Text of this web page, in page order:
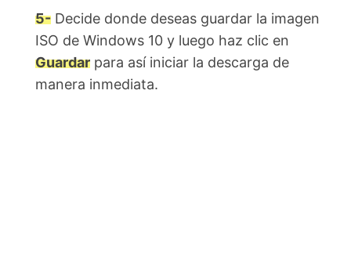
5- Decide donde deseas guardar la imagen
ISO de Windows 10 y luego haz clic en
Guardar para así iniciar la descarga de
manera inmediata.